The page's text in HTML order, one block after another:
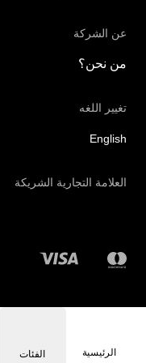
عن الشركة
من نحن؟
تغيير اللغه
English
العلامة التجارية الشريكة
©2026 - مزايا الرئيسية الفئات